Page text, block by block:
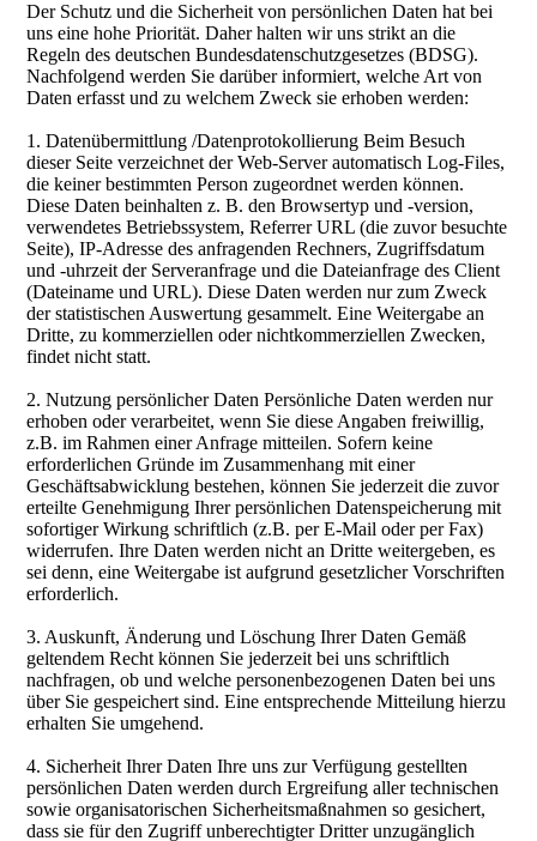
Der Schutz und die Sicherheit von persönlichen Daten hat bei
uns eine hohe Priorität. Daher halten wir uns strikt an die
Regeln des deutschen Bundesdatenschutzgesetzes (BDSG).
Nachfolgend werden Sie darüber informiert, welche Art von
Daten erfasst und zu welchem Zweck sie erhoben werden:
1. Datenübermittlung /Datenprotokollierung Beim Besuch
dieser Seite verzeichnet der Web-Server automatisch Log-Files,
die keiner bestimmten Person zugeordnet werden können.
Diese Daten beinhalten z. B. den Browsertyp und -version,
verwendetes Betriebssystem, Referrer URL (die zuvor besuchte
Seite), IP-Adresse des anfragenden Rechners, Zugriffsdatum
und -uhrzeit der Serveranfrage und die Dateianfrage des Client
(Dateiname und URL). Diese Daten werden nur zum Zweck
der statistischen Auswertung gesammelt. Eine Weitergabe an
Dritte, zu kommerziellen oder nichtkommerziellen Zwecken,
findet nicht statt.
2. Nutzung persönlicher Daten Persönliche Daten werden nur
erhoben oder verarbeitet, wenn Sie diese Angaben freiwillig,
z.B. im Rahmen einer Anfrage mitteilen. Sofern keine
erforderlichen Gründe im Zusammenhang mit einer
Geschäftsabwicklung bestehen, können Sie jederzeit die zuvor
erteilte Genehmigung Ihrer persönlichen Datenspeicherung mit
sofortiger Wirkung schriftlich (z.B. per E-Mail oder per Fax)
widerrufen. Ihre Daten werden nicht an Dritte weitergeben, es
sei denn, eine Weitergabe ist aufgrund gesetzlicher Vorschriften
erforderlich.
3. Auskunft, Änderung und Löschung Ihrer Daten Gemäß
geltendem Recht können Sie jederzeit bei uns schriftlich
nachfragen, ob und welche personenbezogenen Daten bei uns
über Sie gespeichert sind. Eine entsprechende Mitteilung hierzu
erhalten Sie umgehend.
4. Sicherheit Ihrer Daten Ihre uns zur Verfügung gestellten
persönlichen Daten werden durch Ergreifung aller technischen
sowie organisatorischen Sicherheitsmaßnahmen so gesichert,
dass sie für den Zugriff unberechtigter Dritter unzugänglich